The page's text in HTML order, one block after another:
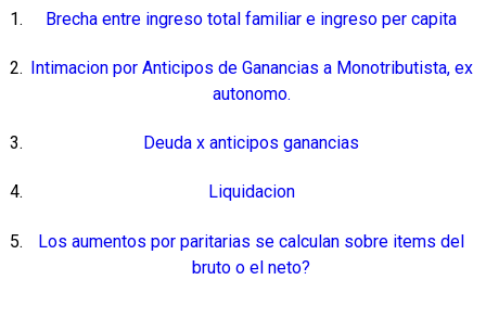
Brecha entre ingreso total familiar e ingreso per capita
Intimacion por Anticipos de Ganancias a Monotributista, ex
autonomo.
Deuda x anticipos ganancias
Liquidacion
Los aumentos por paritarias se calculan sobre items del
bruto o el neto?